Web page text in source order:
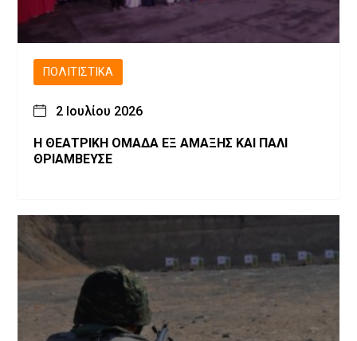
ΠΟΛΙΤΙΣΤΙΚΆ
2 Ιουλίου 2026
Η ΘΕΑΤΡΙΚΗ ΟΜΑΔΑ ΕΞ ΑΜΑΞΗΣ ΚΑΙ ΠΑΛΙ
ΘΡΙΑΜΒΕΥΣΕ